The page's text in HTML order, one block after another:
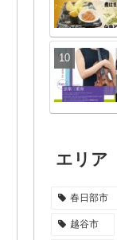
エリア
春日部市
越谷市